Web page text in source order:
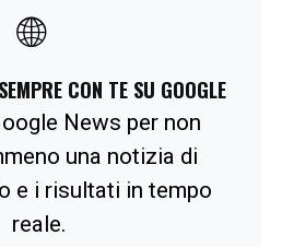
🌐
CON TE SU GOOGLE
News per non
una notizia di
e i risultati in tempo
reale.